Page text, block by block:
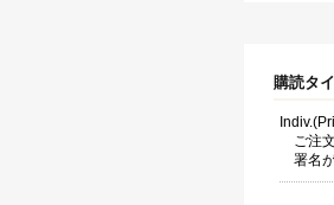
購読タ
ご注
署名